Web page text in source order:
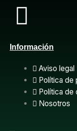
F
a
c
e
b
Información
Aviso legal
Política de
Política de
Nosotros